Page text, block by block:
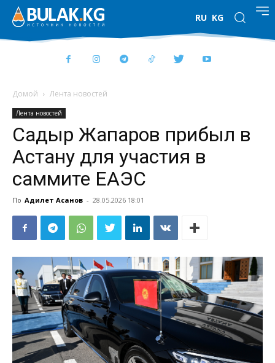
RU KG
Домой Лента новостей
Лента новостей
Садыр Жапаров прибыл в
Астану для участия в
саммите ЕАЭС
По Адилет Асанов - 28.05.2026 18:01